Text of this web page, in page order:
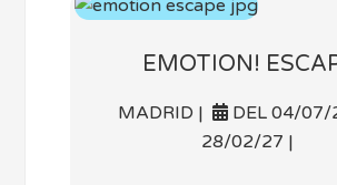
EMOTION!
MADRID |
DEL 04/07/
28/02/27 |